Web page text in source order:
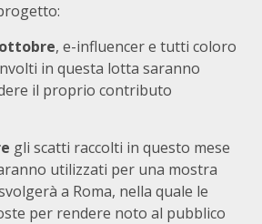
, e-influencer e tutti coloro
in questa lotta saranno
il proprio contributo
gli scatti raccolti in questo mese
utilizzati per una mostra
a Roma, nella quale le
per rendere noto al pubblico